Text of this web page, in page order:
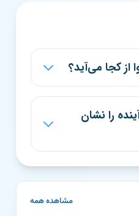
کجا می‌آید؟
را نشان
مشاهده همه